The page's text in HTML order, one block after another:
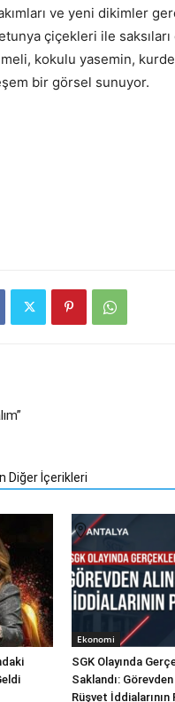
ve yeni dikimler
çiçekleri ile
kokulu yasemin,
bir görsel sunuyor.
Diğer İçerikleri
Ekonomi
SGK Olayında
Saklandı: Görevden
Rüşvet İddialarının